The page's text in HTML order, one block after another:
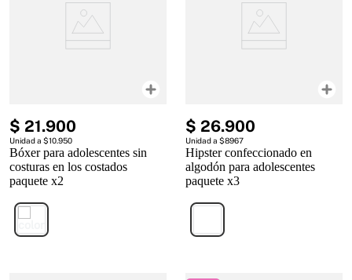
$ 21.900
Unidad a $10.950
Bóxer para adolescentes sin
costuras en los costados
paquete x2
$ 26.900
Unidad a $8967
Hipster confeccionado en
algodón para adolescentes
paquete x3